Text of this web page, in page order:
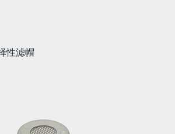
性滤帽